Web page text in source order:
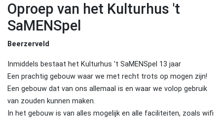
Oproep van het Kulturhus 't
SaMENSpel
Beerzerveld
Inmiddels bestaat het Kulturhus 't SaMENSpel 13 jaar
Een prachtig gebouw waar we met recht trots op mogen zijn!
Een gebouw dat van ons allemaal is en waar we volop gebruik
van zouden kunnen maken.
In het gebouw is van alles mogelijk en alle faciliteiten, zoals wifi